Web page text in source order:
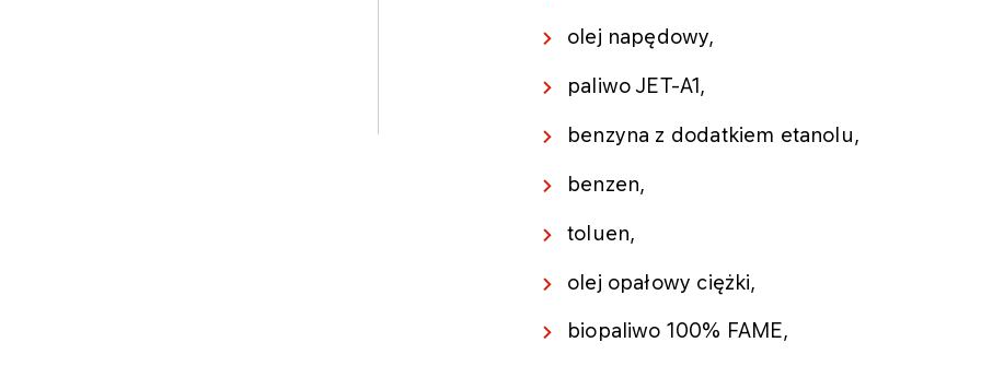
olej napędowy,
paliwo JET-A1,
benzyna z dodatkiem etanolu,
benzen,
toluen,
olej opałowy ciężki,
biopaliwo 100% FAME,